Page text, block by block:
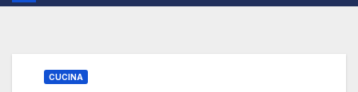
CUCINA